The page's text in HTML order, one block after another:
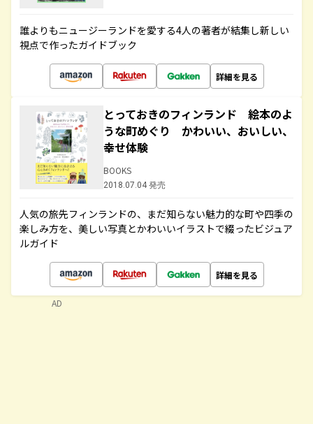
誰よりもニュージーランドを愛する4人の著者が結集し新しい
視点で作ったガイドブック
詳細を見る
とっておきのフィンランド 絵本のよ
うな町めぐり かわいい、おいしい、
幸せ体験
BOOKS
2018.07.04 発売
人気の旅先フィンランドの、まだ知らない魅力的な町や四季の
楽しみ方を、美しい写真とかわいいイラストで綴ったビジュア
ルガイド
詳細を見る
AD